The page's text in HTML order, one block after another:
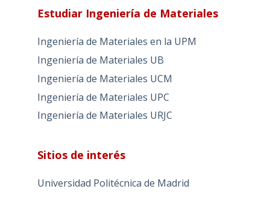
Estudiar Ingeniería de Materiales
Ingeniería de Materiales en la UPM
Ingeniería de Materiales UB
Ingeniería de Materiales UCM
Ingeniería de Materiales UPC
Ingeniería de Materiales URJC
Sitios de interés
Universidad Politécnica de Madrid